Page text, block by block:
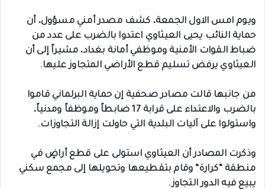
ويوم امس الاول الجمعة، كشف مصدر أمني مسؤول، أن
حماية النائب يحيى العيثاوي اعتدوا بالضرب على عدد من
ضباط القوات الأمنية وموظفي أمانة بغداد، مشيراً إلى أن
العيثاوي يرفض تسليم قطع الأراضي المتجاوز عليها.
من جانبها قالت مصادر صحفية إن حماية البرلماني قاموا
بالضرب والاعتداء على قرابة 17 ضابطاً وموظفاً ومدنياً،
واستولوا على آليات البلدية التي حاولت إزالة التجاوزات.
وذكرت المصادر أن العيثاوي استولى على قطع أراضٍ في
منطقة “كرارة” وقام بتقطيعها وتحويلها إلى مجمع سكني
يبيع فيه الدور التجاوز.